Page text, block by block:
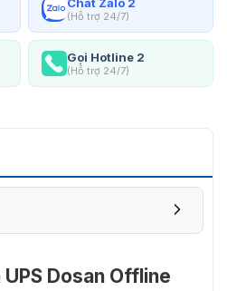
(Hỗ trợ 24/7)
Gọi Hotline 2
(Hỗ trợ 24/7)
Dosan Offline